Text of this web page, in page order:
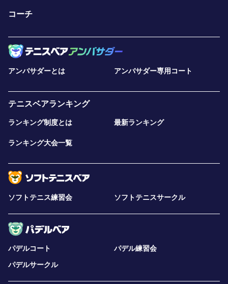
コーチ
アンバサダーとは アンバサダー専用コート
テニスベアランキング
ランキング制度とは 最新ランキング
ランキング大会一覧
ソフトテニス練習会 ソフトテニスサークル
パデルコート
パデル練習会
パデルサークル